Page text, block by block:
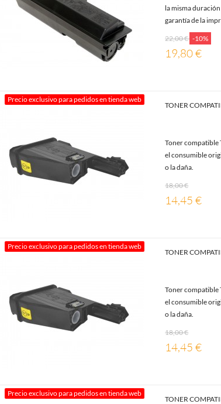
la misma
garantía de la
22,00 € -10%
19,80 €
Precio exclusivo para pedidos en tienda web
TONER
Toner compatible
el consumible
o la daña.
18,00 €
14,45 €
Precio exclusivo para pedidos en tienda web
TONER
Toner compatible
el consumible
o la daña.
18,00 €
14,45 €
Precio exclusivo para pedidos en tienda web
TONER